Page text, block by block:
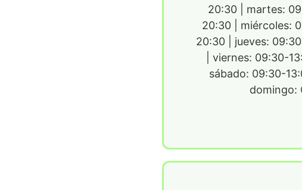
20:30 | martes:
20:30 | miércoles:
20:30 | jueves:
| viernes: 09:30-
sábado: 09:30-
domingo: